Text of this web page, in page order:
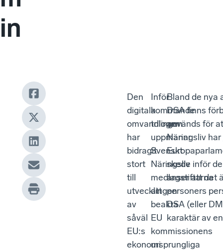
in
Den
digitala
omvandlingen
har
bidragit
stort
till
utvecklingen
av
såväl
EU:s
ekonomi
Inför
kommande
triloger
uppmanar
Svenskt
Näringsliv
medlagstiftarna
att
beakta
EU
kommissionens
ursprungliga
Bland de nya
DSA finns
används för
Näringsliv har
skede inför
anser att det
personers
DSA (eller
karaktär av